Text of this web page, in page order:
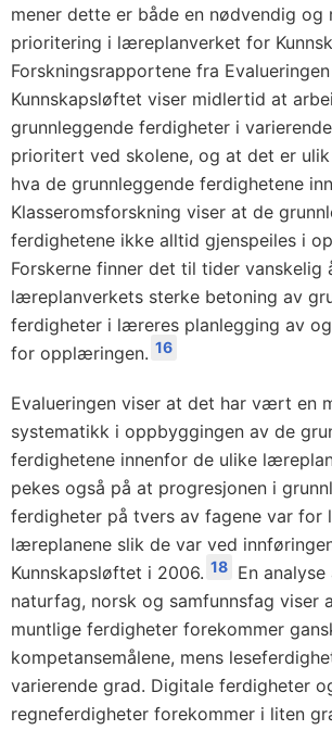
mener dette er både en nødvendig og
prioritering i læreplanverket for
Forskningsrapportene fra
Kunnskapsløftet viser midlertid at
grunnleggende ferdigheter i
prioritert ved skolene, og at det er
hva de grunnleggende ferdighetene
Klasseromsforskning viser at de
ferdighetene ikke alltid gjenspeiles i
Forskerne finner det til tider vanskelig
læreplanverkets sterke betoning av
ferdigheter i læreres planlegging av
for opplæringen. 16
Evalueringen viser at det har vært en
systematikk i oppbyggingen av de
ferdighetene innenfor de ulike
pekes også på at progresjonen i
ferdigheter på tvers av fagene var for
læreplanene slik de var ved
Kunnskapsløftet i 2006. 18 En
naturfag, norsk og samfunnsfag viser
muntlige ferdigheter forekommer
kompetansemålene, mens
varierende grad. Digitale ferdigheter
regneferdigheter forekommer i liten